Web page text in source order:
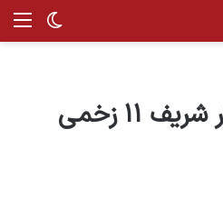
تغییر
انفجار در شهر مزار شريف ١١ زخمى